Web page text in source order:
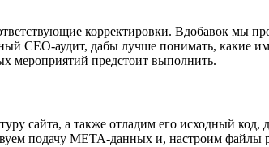
корректировки. Вдобавок мы
СЕО-аудит, дабы лучше понимать, какие
мероприятий предстоит выполнить.
сайта, а также отладим его исходный код,
подачу МЕТА-данных и, настроим файлы